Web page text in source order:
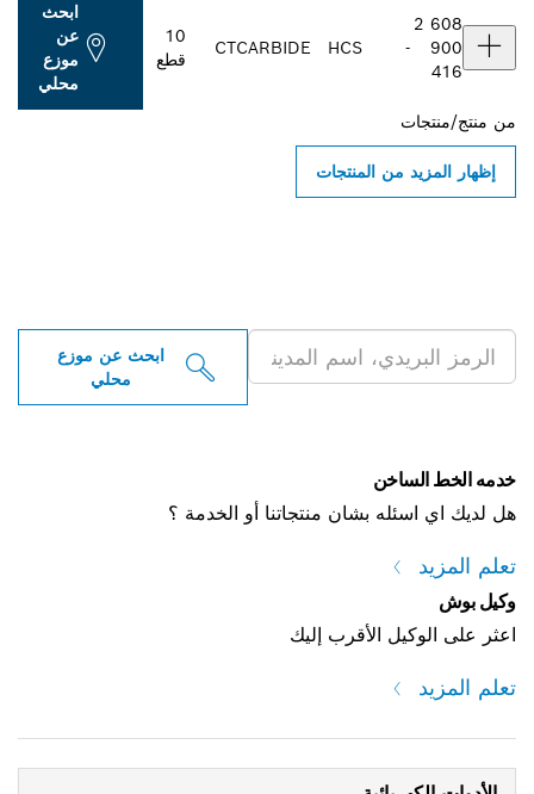
2 608
900
416
-
HCS
CARBIDE
CT
10
قطع
ابحث
عن
موزع
محلي
من منتج/منتجات
إظهار المزيد من المنتجات
ابحث عن موزع
محلي
خدمه الخط الساخن
هل لديك اي اسئله بشان منتجاتنا أو الخدمة ؟
تعلم المزيد
وكيل بوش
اعثر على الوكيل الأقرب إليك
تعلم المزيد